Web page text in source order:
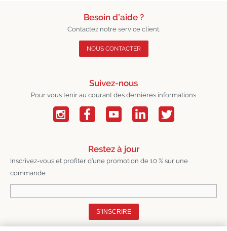
Besoin d’aide ?
Contactez notre service client.
NOUS CONTACTER
Suivez-nous
Pour vous tenir au courant des dernières informations
Restez à jour
Inscrivez-vous et profiter d’une promotion de 10 % sur une
commande
S’INSCRIRE